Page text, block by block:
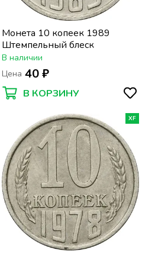
Монета 10 копеек 1989
Штемпельный блеск
В наличии
Цена 40 ₽
В КОРЗИНУ
XF